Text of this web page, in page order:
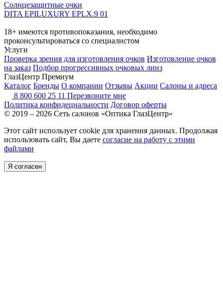
Солнцезащитные очки
DITA EPILUXURY EPLX.9 01
18+ имеются противопоказания, необходимо
проконсультироваться со специалистом
Услуги
Проверка зрения для изготовления очков Изготовление очков
на заказ Подбор прогрессивных очковых линз
ГлазЦентр Премиум
Каталог Бренды О компании Отзывы Акции Салоны и адреса
8 800 600 25 11 Перезвоните мне
Политика конфидециальности Договор оферты
© 2019 – 2026 Сеть салонов «Оптика ГлазЦентр»
Этот сайт использует cookie для хранения данных. Продолжая
использовать сайт, Вы даете согласие на работу с этими
файлами
Я согласен